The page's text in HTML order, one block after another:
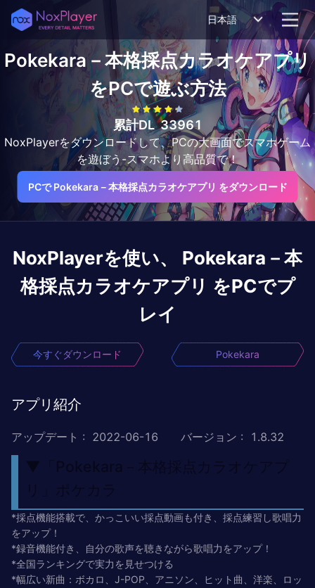
日本語
Pokekara－本格採点カラオケアプリ
をPCで遊ぶ方法
累計DL 33961
NoxPlayerをダウンロードして、PCの大画面でスマホゲーム
を遊ぼう-スマホより高品質で！
PCで Pokekara－本格採点カラオケアプリ をダウンロード
NoxPlayerを使い、
Pokekara－本
格採点カラオケアプリ をPCでプ
レイ
今すぐダウンロード Pokekara
アプリ紹介
アップデート : 2022-06-16 バージョン : 1.8.32
▼「Pokekara－本格採点カラオケアプ
リ」ポケカラ
*採点機能搭載で、かっこいい採点動画も付き、採点練習し歌唱力
をアップ！
*録音機能付き、自分の歌声を聴きながら歌唱力をアップ！
*全国ランキングで実力を見せつける
*幅広い新曲：ボカロ、J-POP、アニソン、ヒット曲、洋楽、ロッ